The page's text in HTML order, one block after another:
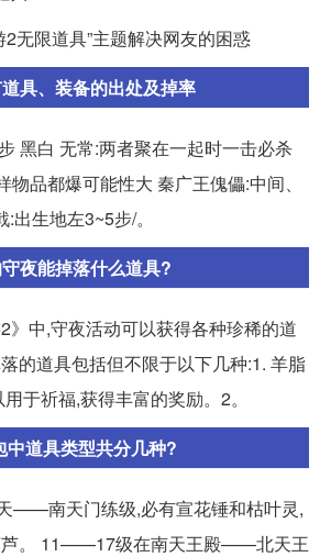
2无限道具”主题解决网友的困惑
具、装备的出处及掉率
黑白 无常:两者聚在一起时一击必杀
物品都爆可能性大 秦广王傀儡:中间、
出生地左3~5步/。
夜能掉落什么道具?
》中,守夜活动可以获得各种珍稀的道
的道具包括但不限于以下几种:1. 羊脂
于祈福,获得丰富的奖励。2。
道具类型共分几种?
——南天门练级,必有宣花锤和枯叶灵,
芦。 11——17级在南天王殿——北天王